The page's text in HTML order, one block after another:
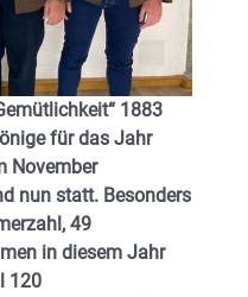
1883
für das Jahr
November
nun statt. Besonders
49
in diesem Jahr
120